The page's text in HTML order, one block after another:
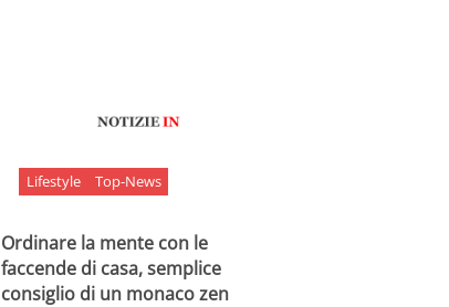
Lifestyle Top-News
Ordinare la mente con le
faccende di casa, semplice
consiglio di un monaco zen